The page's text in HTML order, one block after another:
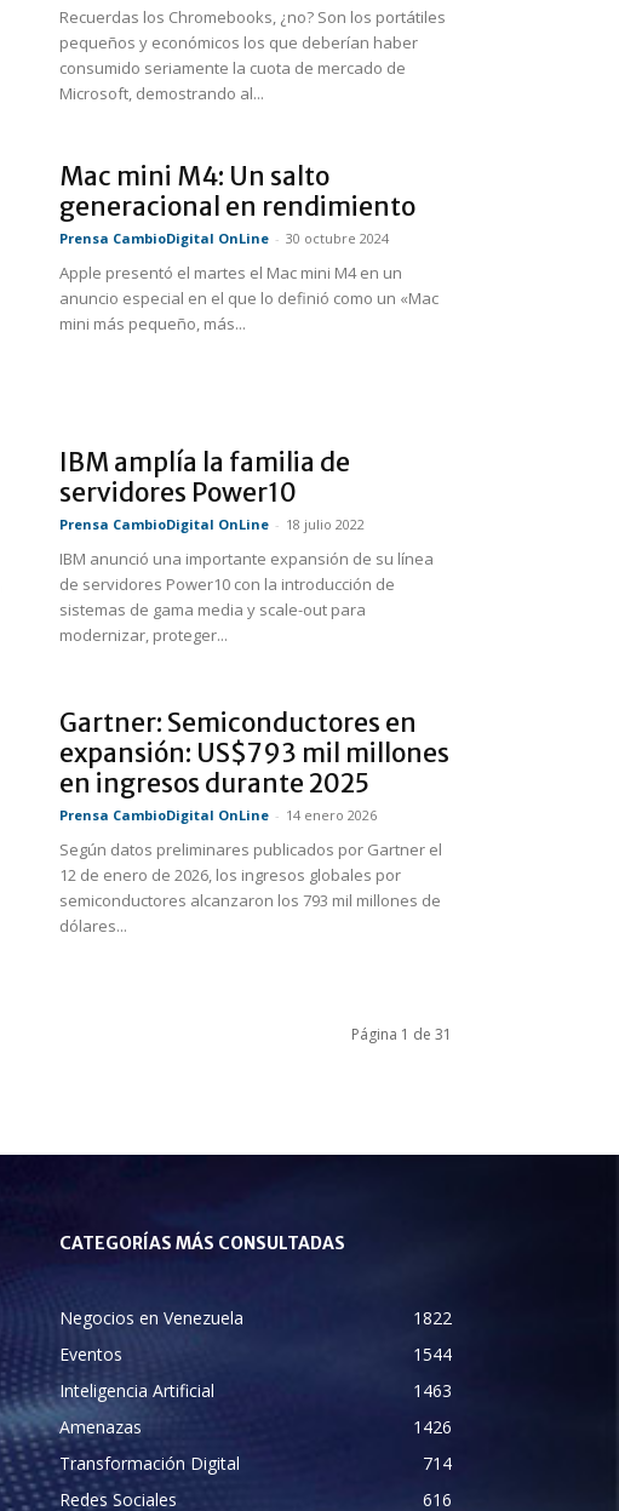
Recuerdas los Chromebooks, ¿no? Son los portátiles
pequeños y económicos los que deberían haber
consumido seriamente la cuota de mercado de
Microsoft, demostrando al...
Mac mini M4: Un salto
generacional en rendimiento
Prensa CambioDigital OnLine - 30 octubre 2024
Apple presentó el martes el Mac mini M4 en un
anuncio especial en el que lo definió como un «Mac
mini más pequeño, más...
IBM amplía la familia de
servidores Power10
Prensa CambioDigital OnLine - 18 julio 2022
IBM anunció una importante expansión de su línea
de servidores Power10 con la introducción de
sistemas de gama media y scale-out para
modernizar, proteger...
Gartner: Semiconductores en
expansión: US$793 mil millones
en ingresos durante 2025
Prensa CambioDigital OnLine - 14 enero 2026
Según datos preliminares publicados por Gartner el
12 de enero de 2026, los ingresos globales por
semiconductores alcanzaron los 793 mil millones de
dólares...
Página 1 de 31
CATEGORÍAS MÁS CONSULTADAS
Negocios en Venezuela
1822
Eventos
1544
Inteligencia Artificial
1463
Amenazas
1426
Transformación Digital
714
Redes Sociales
616